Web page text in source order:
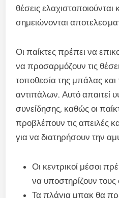
θέσεις ελαχιστοποιούνται
σημειώνονται
Οι παίκτες πρέπει να
να προσαρμόζουν τις
τοποθεσία της μπάλας και
αντιπάλων. Αυτό απαιτεί
συνείδησης, καθώς οι
προβλέπουν τις απειλές
για να διατηρήσουν την
Οι κεντρικοί μέσοι
να υποστηρίζουν τους
Τα πλάγια μπακ θα